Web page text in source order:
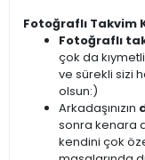
Fotoğraflı Takvim
Fotoğraflı
çok da
ve sürekli sizi
olsun:)
Arkadaşınızın
sonra kenara
kendini çok